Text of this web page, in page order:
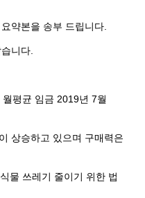
요약본을 송부 드립니다
습니다
월평균 임금 2019년 7월
상승하고 있으며 구매력은
물 쓰레기 줄이기 위한 법